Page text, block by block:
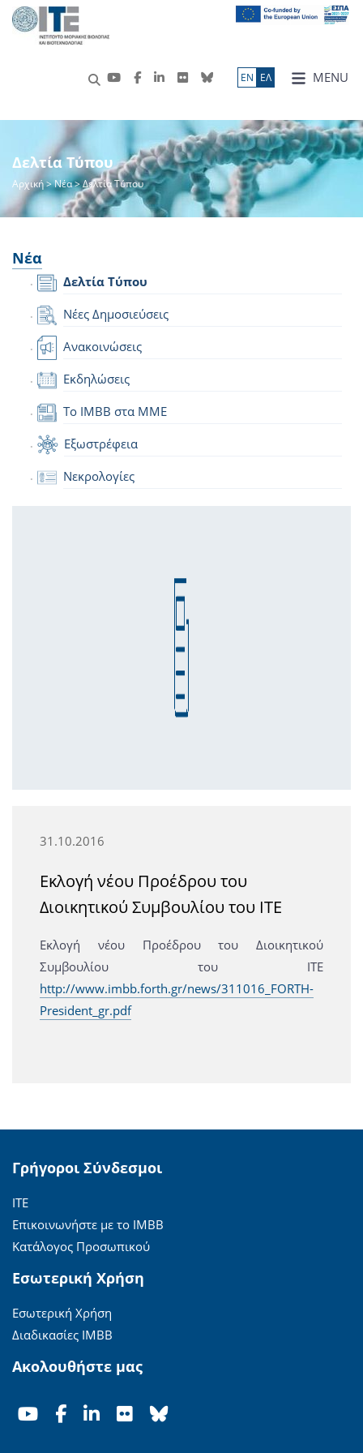
MENU
ΕN ΕΛ
Δελτία Τύπου
Αρχική>Νέα> Δελτία Τύπου
Νέα
Δελτία Τύπου
Νέες Δημοσιεύσεις
Ανακοινώσεις
Εκδηλώσεις
Το IMBB στα ΜΜΕ
Εξωστρέφεια
Νεκρολογίες
31.10.2016
Εκλογή νέου Προέδρου του
Διοικητικού Συμβουλίου του ΙΤΕ
Εκλογή νέου Προέδρου του Διοικητικού
Συμβουλίου του ΙΤΕ
http://www.imbb.forth.gr/news/311016_FORTH-
President_gr.pdf
Γρήγοροι Σύνδεσμοι
ΙΤΕ
Επικοινωνήστε με το ΙΜΒΒ
Κατάλογος Προσωπικού
Εσωτερική Χρήση
Εσωτερική Χρήση
Διαδικασίες ΙΜΒΒ
Ακολουθήστε μας